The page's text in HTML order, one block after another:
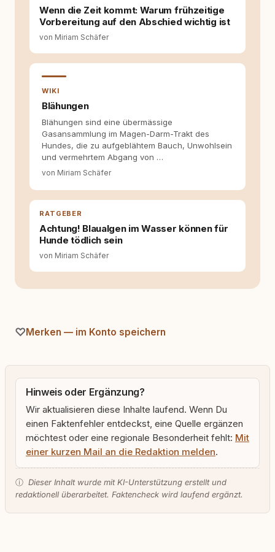
kann. Dieser Perspektivwechsel begleitet
meine Arbeit bis heute. Bei rundum.dog bin ich
als Content Managerin an vielen Stellen
beteiligt, an denen aus Ideen fertige Beiträge
werden. Ich recherchiere Themen, plane
Inhalte, schreibe Artikel, begleite Gastbeiträge
redaktionell, veröffentliche Texte und betreue
Welche Themen sind relevant? Welche
Fragen stehen dahinter? Und wie lassen sich
Inhalte so aufbereiten, dass sie verständlich,
fundiert und für unsere Leser wirklich
hilfreich sind? Ich glaube, dass Emotionen
allein nicht ausreichen. Gute Entscheidungen
Selbstreflexion und Bereitschaft zum
Texten möchte ich genau dazu beitragen.
Wenn die Zeit kommt: Warum frühzeitige
Vorbereitung auf den Abschied wichtig ist
von Miriam Schäfer
WIKI
Blähungen
Blähungen sind eine übermässige
Gasansammlung im Magen-Darm-Trakt des
Hundes, die zu aufgeblähtem Bauch, Unwohlsein
und vermehrtem Abgang von …
von Miriam Schäfer
RATGEBER
Achtung! Blaualgen im Wasser können für
Hunde tödlich sein
von Miriam Schäfer
Merken — im Konto speichern
Hinweis oder Ergänzung?
Wir aktualisieren diese Inhalte laufend. Wenn Du
einen Faktenfehler entdeckst, eine Quelle ergänzen
möchtest oder eine regionale Besonderheit fehlt: Mit
einer kurzen Mail an die Redaktion melden.
ⓘ Dieser Inhalt wurde mit KI-Unterstützung erstellt und
redaktionell überarbeitet. Faktencheck wird laufend ergänzt.